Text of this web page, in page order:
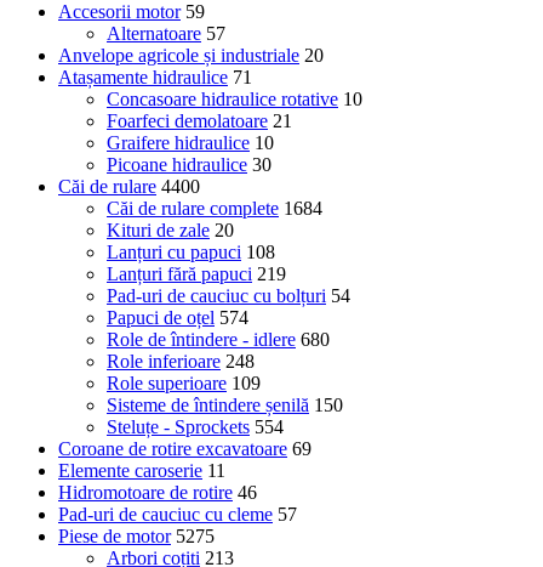
Accesorii motor 59
Alternatoare 57
Anvelope agricole și industriale 20
Atașamente hidraulice 71
Concasoare hidraulice rotative 10
Foarfeci demolatoare 21
Graifere hidraulice 10
Picoane hidraulice 30
Căi de rulare 4400
Căi de rulare complete 1684
Kituri de zale 20
Lanțuri cu papuci 108
Lanțuri fără papuci 219
Pad-uri de cauciuc cu bolțuri 54
Papuci de oțel 574
Role de întindere - idlere 680
Role inferioare 248
Role superioare 109
Sisteme de întindere șenilă 150
Steluțe - Sprockets 554
Coroane de rotire excavatoare 69
Elemente caroserie 11
Hidromotoare de rotire 46
Pad-uri de cauciuc cu cleme 57
Piese de motor 5275
Arbori coțiti 213